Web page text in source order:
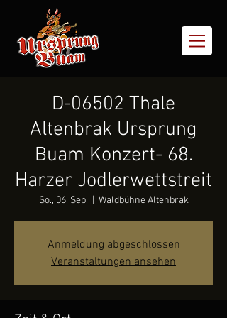
D-06502 Thale
Altenbrak Ursprung
Buam Konzert- 68.
Harzer Jodlerwettstreit
So., 06. Sep. Waldbühne Altenbrak
Anmeldung abgeschlossen
Veranstaltungen ansehen